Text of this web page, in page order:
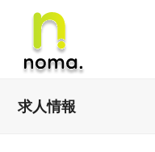
求人情報